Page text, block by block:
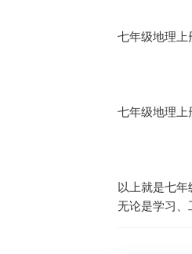
七年级地理
七年级地理
以上就是七
无论是学习